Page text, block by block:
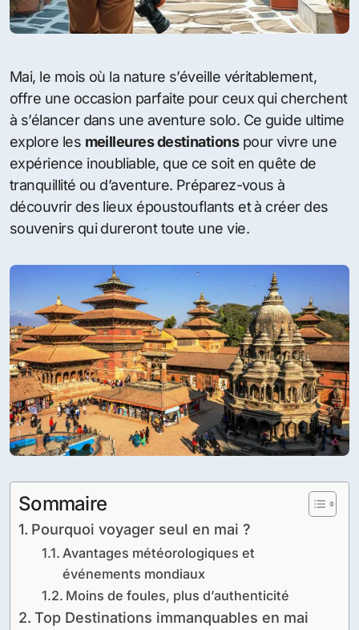
Mai, le mois où la nature s’éveille véritablement,
offre une occasion parfaite pour ceux qui cherchent
à s’élancer dans une aventure solo. Ce guide ultime
explore les meilleures destinationspour vivre une
expérience inoubliable, que ce soit en quête de
tranquillité ou d’aventure. Préparez-vous à
découvrir des lieux époustouflants et à créer des
souvenirs qui dureront toute une vie.
Sommaire
Pourquoi voyager seul en mai ?
Avantages météorologiques et
événements mondiaux
Moins de foules, plus d’authenticité
Top Destinations immanquables en mai